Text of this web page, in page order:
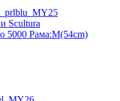
5000 Рама:M(54cm)